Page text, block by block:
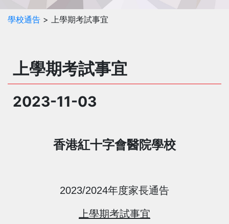
學校通告 > 上學期考試事宜
上學期考試事宜
2023-11-03
香港紅十字會醫院學校
2023/2024年度家長通告
上學期考試事宜